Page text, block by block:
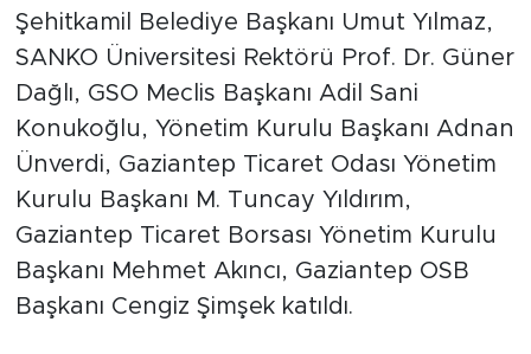
Şehitkamil Belediye Başkanı Umut Yılmaz,
SANKO Üniversitesi Rektörü Prof. Dr. Güner
Dağlı, GSO Meclis Başkanı Adil Sani
Konukoğlu, Yönetim Kurulu Başkanı Adnan
Ünverdi, Gaziantep Ticaret Odası Yönetim
Kurulu Başkanı M. Tuncay Yıldırım,
Gaziantep Ticaret Borsası Yönetim Kurulu
Başkanı Mehmet Akıncı, Gaziantep OSB
Başkanı Cengiz Şimşek katıldı.